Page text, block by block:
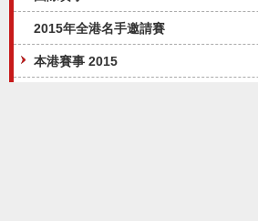
2015年全港名手邀請賽
本港賽事 2015